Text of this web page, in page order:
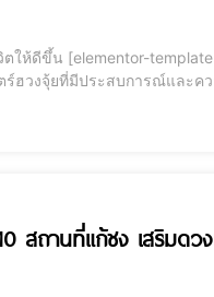
าจารย์เมย์ ดร.จินตว์ เบญญ
ฮวงจุ้ยที่มีประสบการณ์และค
สถานที่แก้ชง เสริมดว